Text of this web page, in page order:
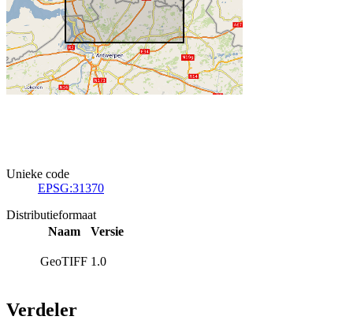
Unieke code
EPSG:31370
Distributieformaat
Naam
Versie
GeoTIFF 1.0
Verdeler